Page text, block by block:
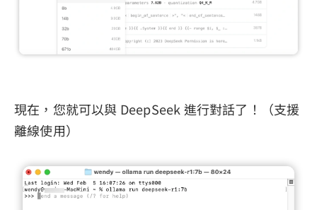
現在，您就可以與 DeepSeek 進行對話了！（支援
離線使用）